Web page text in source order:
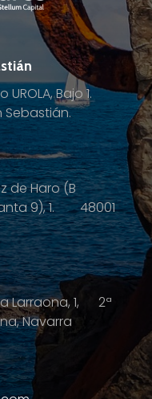
Bajo 1.
Sebastián.
de Haro (B
9), 1.48001
Larraona, 1, 2ª
Navarra